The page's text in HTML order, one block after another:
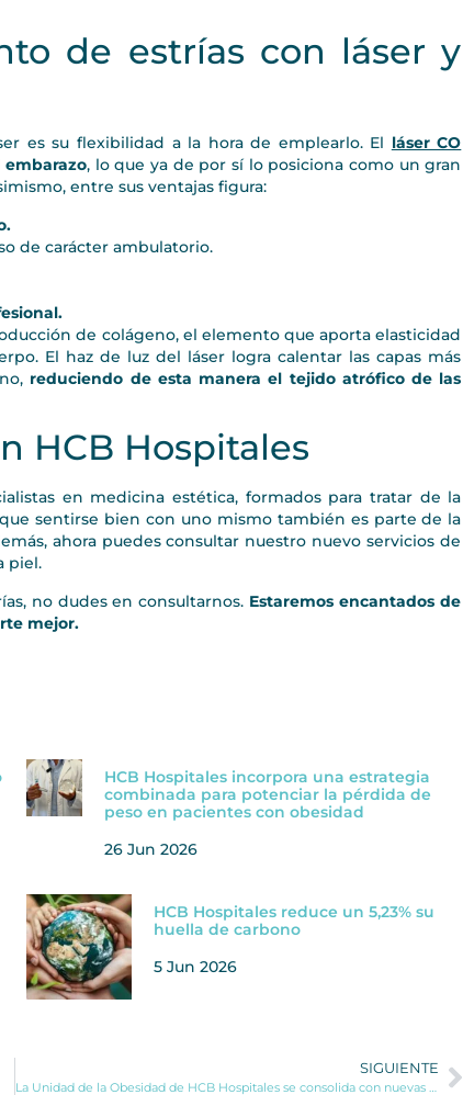
de estrías con láser y
es su flexibilidad a la hora de emplearlo. El láser CO
, lo que ya de por sí lo posiciona como un gran
entre sus ventajas figura:
de carácter ambulatorio.
de colágeno, el elemento que aporta elasticidad
El haz de luz del láser logra calentar las capas más
reduciendo de esta manera el tejido atrófico de las
HCB Hospitales
en medicina estética, formados para tratar de la
sentirse bien con uno mismo también es parte de la
ahora puedes consultar nuestro nuevo servicios de
piel.
no dudes en consultarnos. Estaremos encantados de
mejor.
HCB Hospitales incorpora una estrategia
combinada para potenciar la pérdida de
peso en pacientes con obesidad
26 Jun 2026
HCB Hospitales reduce un 5,23% su
huella de carbono
5 Jun 2026
SIGUIENTE
La Unidad de la Obesidad de HCB Hospitales se consolida con nuevas técnicas endoscópicas y un circuito hospitalario personalizado